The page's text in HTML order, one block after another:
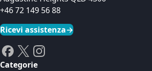
+46 72 149 56 88
Ricevi assistenza→
Categorie